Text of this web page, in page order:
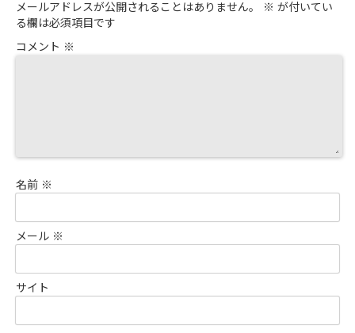
メールアドレスが公開されることはありません。 ※ が付いてい
る欄は必須項目です
コメント ※
名前 ※
メール ※
サイト